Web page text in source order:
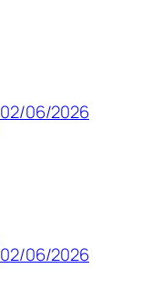
02/06/2026
02/06/2026